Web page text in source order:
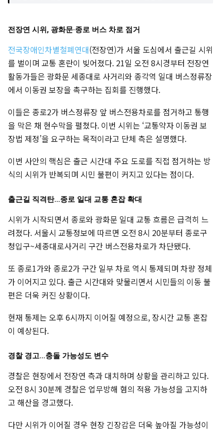
전장연 시위, 광화문·종로 버스 차로 점거
전국장애인차별철폐연대(전장연)가 서울 도심에서 출근길 시위
를 벌이며 교통 혼란이 빚어졌다. 21일 오전 8시경부터 전장연
활동가들은 광화문 세종대로 사거리와 종각역 일대 버스정류장
에서 이동권 보장을 촉구하는 집회를 진행했다.
이들은 종로2가 버스정류장 앞 버스전용차로를 점거하고 통행
을 막은 채 현수막을 펼쳤다. 이번 시위는 ‘교통약자 이동권 보
장법 제정’을 요구하는 목적이라고 단체 측은 설명했다.
이번 사안의 핵심은 출근 시간대 주요 도로를 직접 점거하는 방
식의 시위가 반복되며 시민 불편이 커지고 있다는 점이다.
출근길 직격탄…종로 일대 교통 혼잡 확대
시위가 시작되면서 종로와 광화문 일대 교통 흐름은 급격히 느
려졌다. 서울시 교통정보에 따르면 오전 8시 20분부터 종로구
청입구~세종대로사거리 구간 버스전용차로가 차단됐다.
또 종로1가와 종로2가 구간 일부 차로 역시 통제되며 차량 정체
가 이어지고 있다. 출근 시간대와 맞물리면서 시민들의 이동 불
편은 더욱 커진 상황이다.
현재 통제는 오후 6시까지 이어질 예정으로, 장시간 교통 혼잡
이 예상된다.
경찰 경고…충돌 가능성도 변수
경찰은 현장에서 전장연 측과 대치하며 상황을 관리하고 있다.
오전 8시 30분께 경찰은 업무방해 혐의 적용 가능성을 고지하
고 해산을 경고했다.
다만 시위가 이어질 경우 현장 긴장감은 더욱 높아질 가능성이